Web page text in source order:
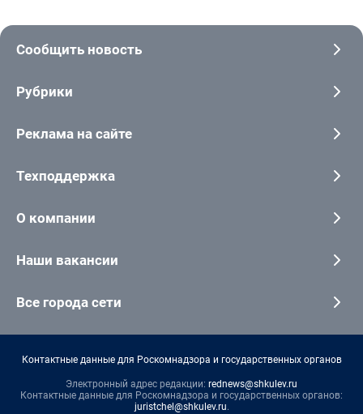
Сообщить новость
Рубрики
Реклама на сайте
Техподдержка
О компании
Наши вакансии
Все города сети
Контактные данные для Роскомнадзора и государственных органов
Электронный адрес редакции: rednews@shkulev.ru
Контактные данные для Роскомнадзора и государственных органов:
juristchel@shkulev.ru.